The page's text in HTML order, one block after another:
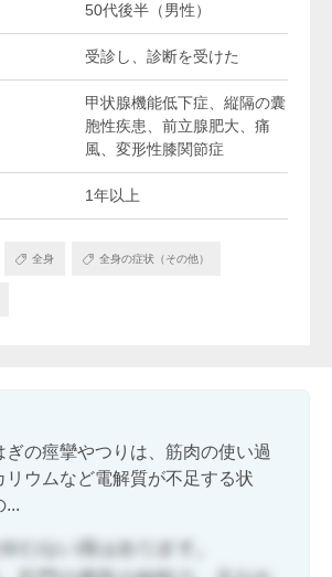
50代後半（男性）
受診し、診断を受けた
甲状腺機能低下症、縦隔の囊
胞性疾患、前立腺肥大、痛
風、変形性膝関節症
1年以上
全身 全身の症状（その他）
ぎの痙攣やつりは、筋肉の使い過
リウムなど電解質が不足する状
...